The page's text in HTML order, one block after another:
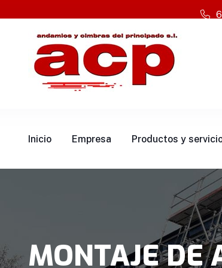
Inicio Empresa Productos y
MONTAJE DE